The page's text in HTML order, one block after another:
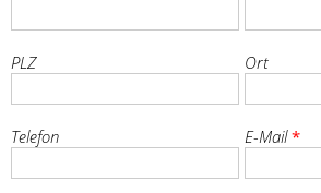
PLZ Ort
Telefon E-Mail *